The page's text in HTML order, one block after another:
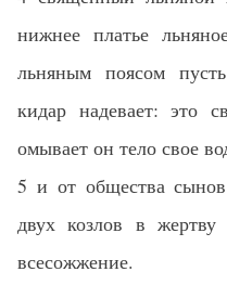
нижнее платье
льняным поясом
кидар надевает: это
омывает он тело свое
5 и от общества
двух козлов в
всесожжение.